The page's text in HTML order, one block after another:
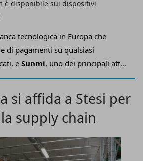
tecnologica in Europa che
di pagamenti su qualsiasi
e Sunmi, uno dei principali attori
hardware globale, hanno
avanzataalla più ampia
Pos intelligenti
è disponibile sui dispositivi
si affida a Stesi per
supply chain